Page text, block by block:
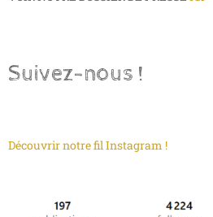
Suivez-nous !
Découvrir notre fil Instagram !